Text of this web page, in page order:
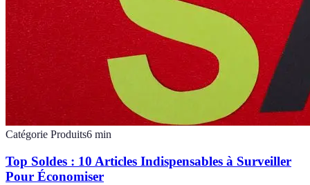
Catégorie Produits6 min
Top Soldes : 10 Articles Indispensables à Surveiller
Pour Économiser